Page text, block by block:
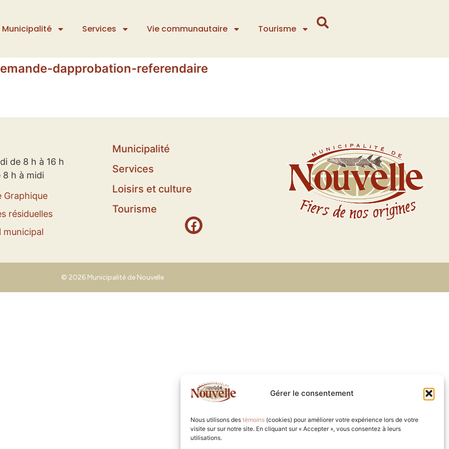
Gérer le consentement
Nous utilisons des témoins (cookies) pour améliorer votre expérience lors de votre
visite sur sur notre site. En cliquant sur « Accepter », vous consentez à leurs
utilisations.
Municipalité Services Vie communautaire Tourisme
dapprobation-referendaire
de 8 h à 16 h
8 h à midi
Graphique
résiduelles
municipal
Municipalité
Services
Loisirs et culture
Tourisme
© 2026 Municipalité de Nouvelle